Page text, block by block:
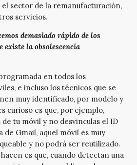
sector de la remanufacturación,
servicios.
demasiado rápido de los
existe la obsolescencia
en todos los
e incluso los técnicos que se
muy identificado, por modelo y
curioso es que, por ejemplo,
de tu móvil y no desvinculas el ID
de Gmail, aquel móvil es muy
y no podrá ser reutilizado.
es que, cuando detectan una